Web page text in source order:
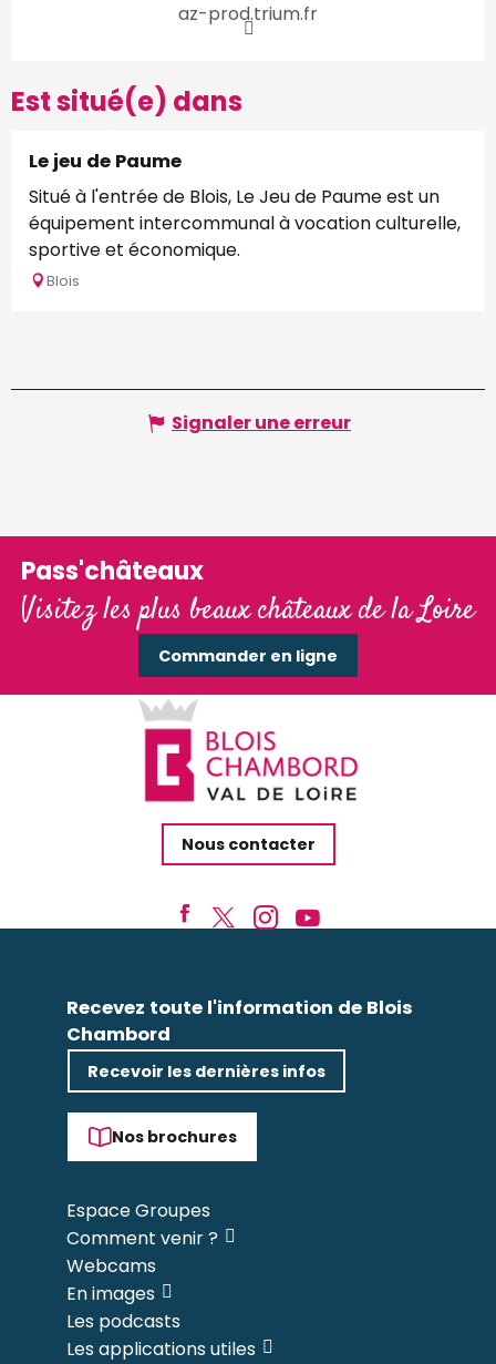
az-prod.trium.fr
Est situé(e) dans
Le jeu de Paume
Situé à l'entrée de Blois, Le Jeu de Paume est un
équipement intercommunal à vocation culturelle,
sportive et économique.
Blois
Signaler une erreur
Pass'châteaux
Visitez les plus beaux châteaux de la Loire
Commander en ligne
Nous contacter
Recevez toute l'information de Blois
Chambord
Recevoir les dernières infos
Nos brochures
Espace Groupes
Comment venir ?
Webcams
En images
Les podcasts
Les applications utiles